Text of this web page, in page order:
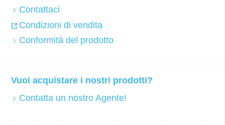
Contattaci
Condizioni di vendita
Conformità del prodotto
Vuoi acquistare i nostri prodotti?
Contatta un nostro Agente!